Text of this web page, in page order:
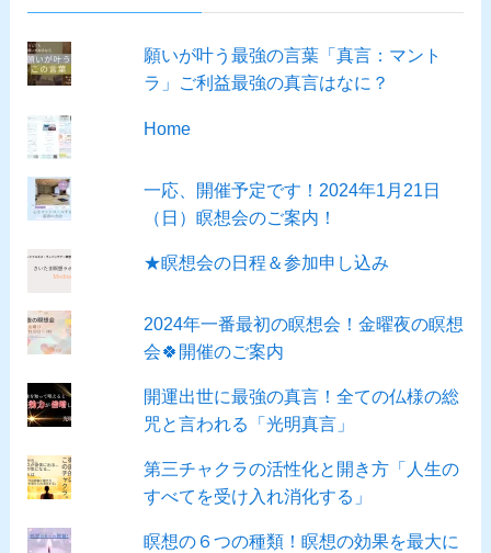
願いが叶う最強の言葉「真言：マント
ラ」ご利益最強の真言はなに？
Home
一応、開催予定です！2024年1月21日
（日）瞑想会のご案内！
★瞑想会の日程＆参加申し込み
2024年一番最初の瞑想会！金曜夜の瞑想
会🍀開催のご案内
開運出世に最強の真言！全ての仏様の総
咒と言われる「光明真言」
第三チャクラの活性化と開き方「人生の
すべてを受け入れ消化する」
瞑想の６つの種類！瞑想の効果を最大に